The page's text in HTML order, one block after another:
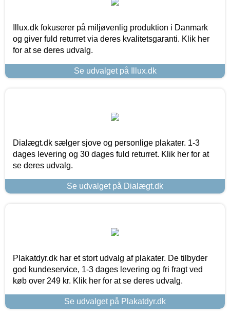
Illux.dk fokuserer på miljøvenlig produktion i Danmark
og giver fuld returret via deres kvalitetsgaranti. Klik her
for at se deres udvalg.
Se udvalget på Illux.dk
Dialægt.dk sælger sjove og personlige plakater. 1-3
dages levering og 30 dages fuld returret. Klik her for at
se deres udvalg.
Se udvalget på Dialægt.dk
Plakatdyr.dk har et stort udvalg af plakater. De tilbyder
god kundeservice, 1-3 dages levering og fri fragt ved
køb over 249 kr. Klik her for at se deres udvalg.
Se udvalget på Plakatdyr.dk